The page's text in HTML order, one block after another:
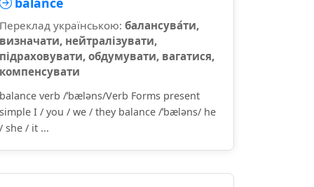
Переклад українською: балансува́ти,
визначати, нейтралізувати,
підраховувати, обдумувати, вагатися,
компенсувати
balance verb /ˈbæləns/Verb Forms present
simple I / you / we / they balance /ˈbæləns/ he
/ she / it ...